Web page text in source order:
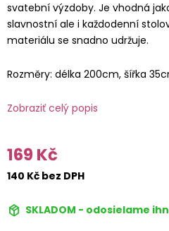
svatební výzdoby. Je vhodná
slavnostní ale i každodenní
materiálu se snadno udržuje.
Rozměry: délka 200cm, šířka
Zobraziť celý popis
169 Kč
140 Kč bez DPH
SKLADOM - odosielame